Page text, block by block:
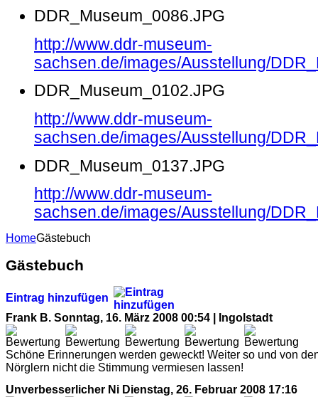
DDR_Museum_0086.JPG
http://www.ddr-museum-
sachsen.de/images/Ausstellung/
DDR_Museum_0102.JPG
http://www.ddr-museum-
sachsen.de/images/Ausstellung/
DDR_Museum_0137.JPG
http://www.ddr-museum-
sachsen.de/images/Ausstellung/
HomeGästebuch
Gästebuch
Eintrag hinzufügen
Frank B. Sonntag, 16. März 2008 00:54 | Ingolstadt
Schöne Erinnerungen werden geweckt! Weiter so und von
Nörglern nicht die Stimmung vermiesen lassen!
Unverbesserlicher Ni Dienstag, 26. Februar 2008 17:16